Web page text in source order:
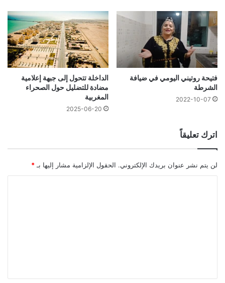
فتيحة روتيني اليومي في ضيافة
الشرطة
2022-10-07
الداخلة تتحول إلى جبهة إعلامية
مضادة للتضليل حول الصحراء
المغربية
2025-06-20
اترك تعليقاً
لن يتم نشر عنوان بريدك الإلكتروني. الحقول الإلزامية مشار إليها بـ *